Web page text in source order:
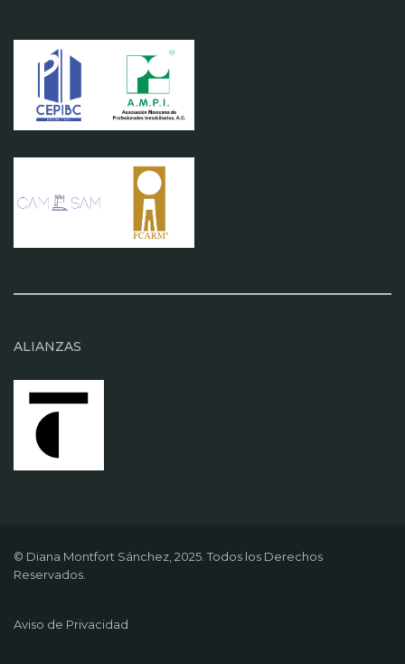
ALIANZAS
© Diana Montfort Sánchez, 2025. Todos los Derechos
Reservados.
Aviso de Privacidad